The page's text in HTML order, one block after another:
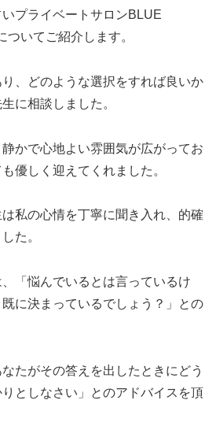
プライベートサロンBLUE
いてご紹介します。
、どのような選択をすれば良いか
に相談しました。
かで心地よい雰囲気が広がってお
優しく迎えてくれました。
私の心情を丁寧に聞き入れ、的確
た。
「悩んでいるとは言っているけ
に決まっているでしょう？」との
たがその答えを出したときにどう
としなさい」とのアドバイスを頂